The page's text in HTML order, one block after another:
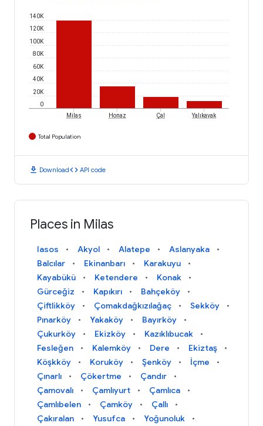
0
20K
40K
60K
80K
100K
120K
140K
Milas Honaz Çal Yalıkavak
Total Population
download Downloadcode API code
Places in Milas
Iasos Akyol Alatepe
Aslanyaka
Balcılar
Ekinanbarı
Karakuyu
Kayabükü
Ketendere
Konak
Gürceğiz
Kapıkırı
Bahçeköy
Çiftlikköy
Çomakdağkızılağaç
Sekköy
Pınarköy
Yakaköy
Bayırköy
Çukurköy
Ekizköy
Kazıklıbucak
Fesleğen
Kalemköy Dere
Ekiztaş
Köşkköy
Koruköy Şenköy
İçme
Çınarlı
Çökertme
Çandır
Çamovalı
Çamlıyurt
Çamlıca
Çamlıbelen
Çamköy
Çallı
Çakıralan
Yusufca
Yoğunoluk